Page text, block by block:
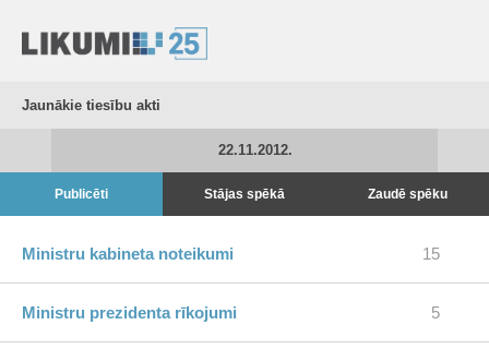
Jaunākie tiesību akti
22.11.2012.
Publicēti Stājas spēkā Zaudē spēku
Ministru kabineta noteikumi 15
Ministru prezidenta rīkojumi 5